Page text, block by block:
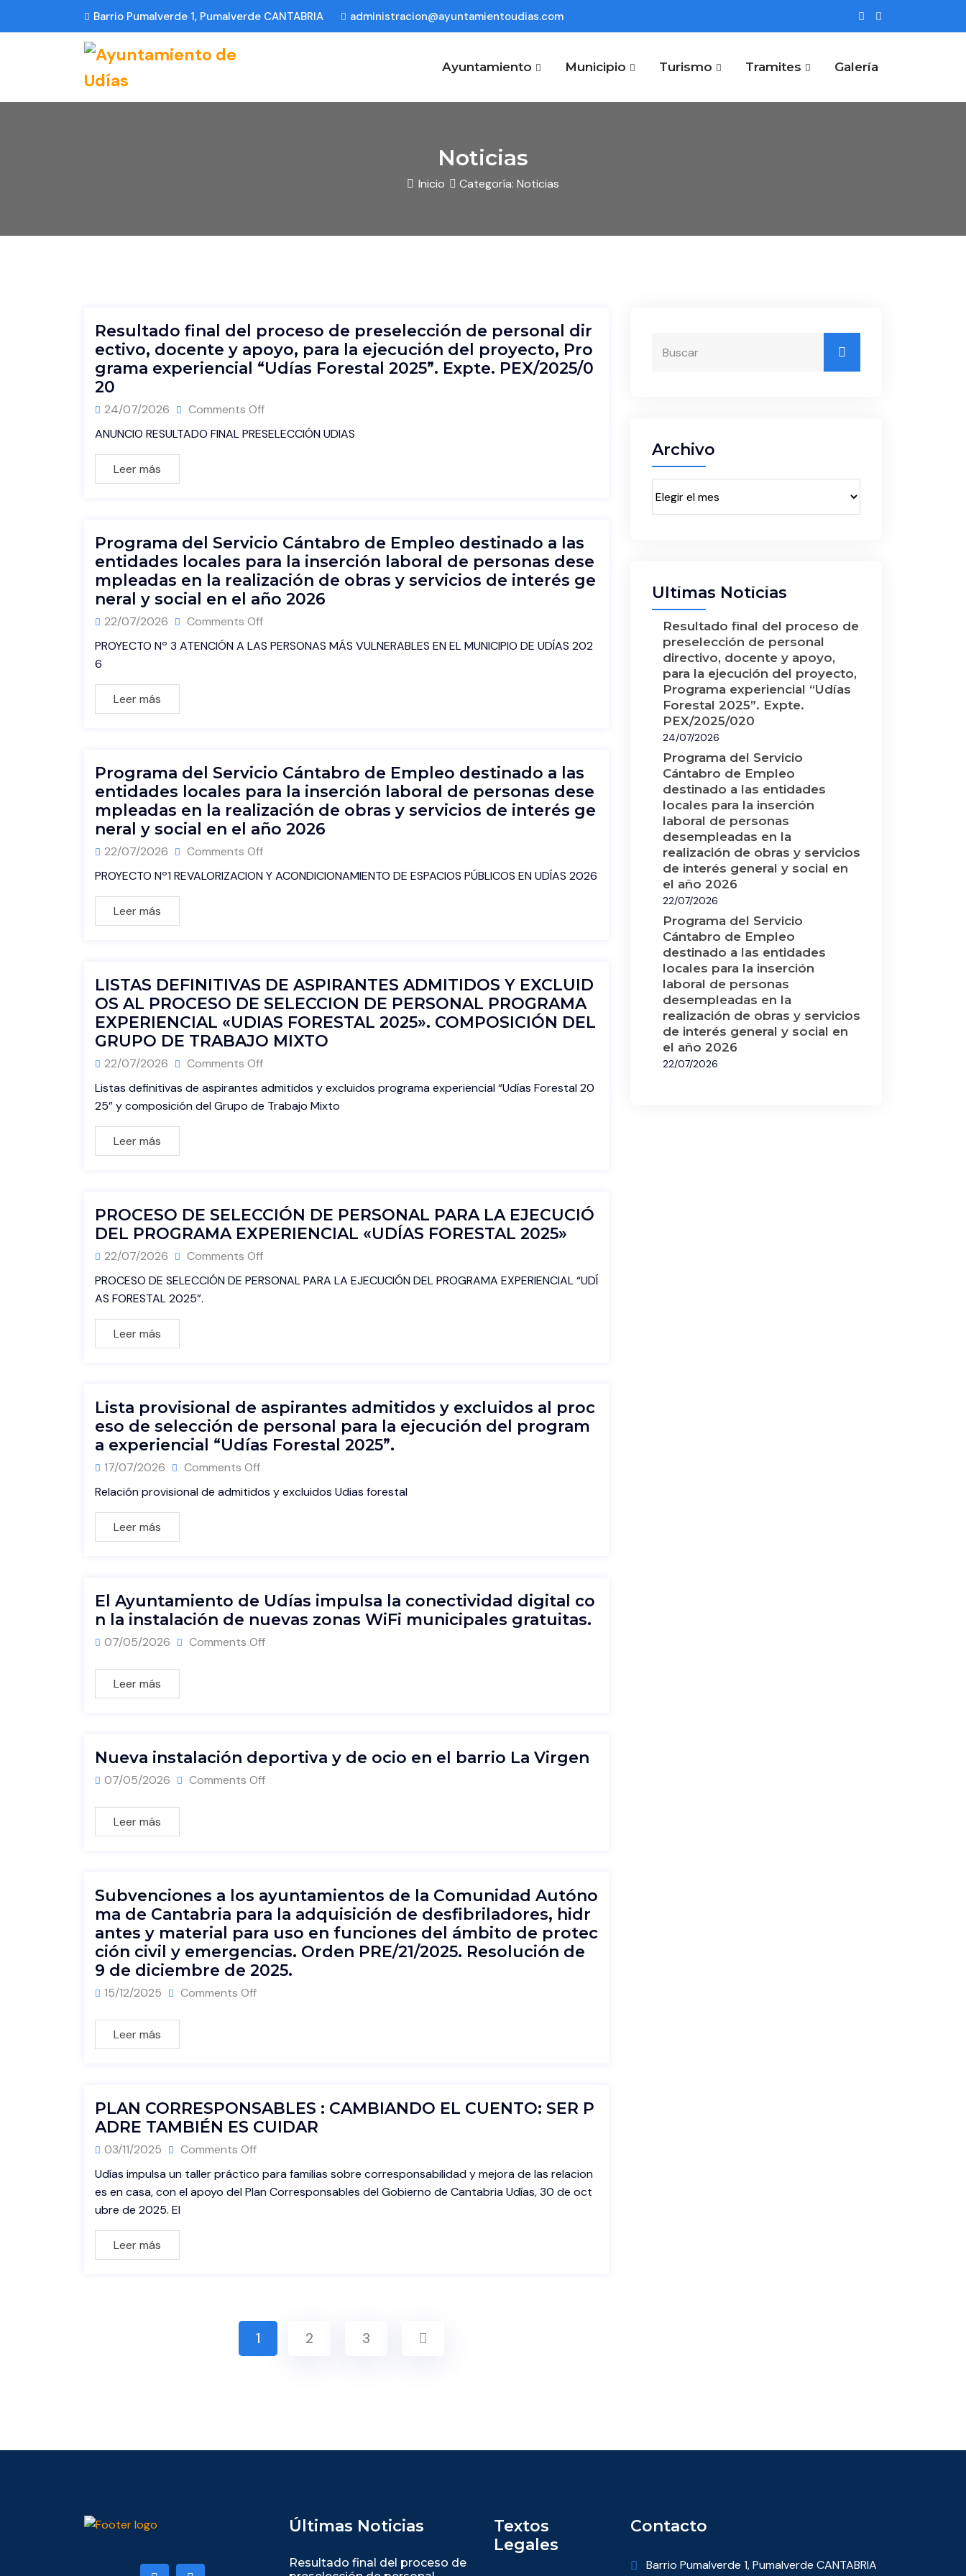
Barrio Pumalverde 1, Pumalverde CANTABRIA administracion@ayuntamientoudias.com
Ayuntamiento Municipio Turismo Tramites Galería
Noticias
Inicio Categoría: Noticias
Resultado final del proceso de preselección de personal dir
ectivo, docente y apoyo, para la ejecución del proyecto, Pro
grama experiencial “Udías Forestal 2025”. Expte. PEX/2025/0
20
24/07/2026
Comments Off
ANUNCIO RESULTADO FINAL PRESELECCIÓN UDIAS
Leer más
Programa del Servicio Cántabro de Empleo destinado a las
entidades locales para la inserción laboral de personas dese
mpleadas en la realización de obras y servicios de interés ge
neral y social en el año 2026
22/07/2026
Comments Off
PROYECTO Nº 3 ATENCIÓN A LAS PERSONAS MÁS VULNERABLES EN EL MUNICIPIO DE UDÍAS 202
6
Leer más
Programa del Servicio Cántabro de Empleo destinado a las
entidades locales para la inserción laboral de personas dese
mpleadas en la realización de obras y servicios de interés ge
neral y social en el año 2026
22/07/2026
Comments Off
PROYECTO Nº1 REVALORIZACION Y ACONDICIONAMIENTO DE ESPACIOS PÚBLICOS EN UDÍAS 2026
Leer más
LISTAS DEFINITIVAS DE ASPIRANTES ADMITIDOS Y EXCLUID
OS AL PROCESO DE SELECCION DE PERSONAL PROGRAMA
EXPERIENCIAL «UDIAS FORESTAL 2025». COMPOSICIÓN DEL
GRUPO DE TRABAJO MIXTO
22/07/2026
Comments Off
Listas definitivas de aspirantes admitidos y excluidos programa experiencial “Udías Forestal 20
25” y composición del Grupo de Trabajo Mixto
Leer más
PROCESO DE SELECCIÓN DE PERSONAL PARA LA EJECUCIÓ
DEL PROGRAMA EXPERIENCIAL «UDÍAS FORESTAL 2025»
22/07/2026
Comments Off
PROCESO DE SELECCIÓN DE PERSONAL PARA LA EJECUCIÓN DEL PROGRAMA EXPERIENCIAL “UDÍ
AS FORESTAL 2025”.
Leer más
Lista provisional de aspirantes admitidos y excluidos al proc
eso de selección de personal para la ejecución del program
a experiencial “Udías Forestal 2025”.
17/07/2026
Comments Off
Relación provisional de admitidos y excluidos Udias forestal
Leer más
El Ayuntamiento de Udías impulsa la conectividad digital co
n la instalación de nuevas zonas WiFi municipales gratuitas.
07/05/2026 Comments Off
Leer más
Nueva instalación deportiva y de ocio en el barrio La Virgen
07/05/2026 Comments Off
Leer más
Subvenciones a los ayuntamientos de la Comunidad Autóno
ma de Cantabria para la adquisición de desfibriladores, hidr
antes y material para uso en funciones del ámbito de protec
ción civil y emergencias. Orden PRE/21/2025. Resolución de
9 de diciembre de 2025.
15/12/2025 Comments Off
Leer más
PLAN CORRESPONSABLES : CAMBIANDO EL CUENTO: SER P
ADRE TAMBIÉN ES CUIDAR
03/11/2025
Comments Off
Udías impulsa un taller práctico para familias sobre corresponsabilidad y mejora de las relacion
es en casa, con el apoyo del Plan Corresponsables del Gobierno de Cantabria Udías, 30 de oct
ubre de 2025. El
Leer más
1 2 3
Archivo
Últimas Noticias
Resultado final del proceso de
preselección de personal
directivo, docente y apoyo,
para la ejecución del proyecto,
Programa experiencial “Udías
Forestal 2025”. Expte.
PEX/2025/020
24/07/2026
Programa del Servicio
Cántabro de Empleo
destinado a las entidades
locales para la inserción
laboral de personas
desempleadas en la
realización de obras y servicios
de interés general y social en
el año 2026
22/07/2026
Programa del Servicio
Cántabro de Empleo
destinado a las entidades
locales para la inserción
laboral de personas
desempleadas en la
realización de obras y servicios
de interés general y social en
el año 2026
22/07/2026
Últimas Noticias
Resultado final del proceso de
Textos
Legales
Contacto
Barrio Pumalverde 1, Pumalverde CANTABRIA